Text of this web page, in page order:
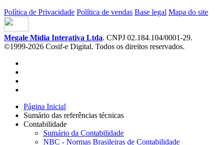
Política de Privacidade Política de vendas Base legal Mapa do site
Megale Mídia Interativa Ltda. CNPJ 02.184.104/0001-29.
©1999-2026 Cosif-e Digital. Todos os direitos reservados.
Página Inicial
Sumário das referências técnicas
Contabilidade
Sumário da Contabilidade
NBC - Normas Brasileiras de Contabilidade